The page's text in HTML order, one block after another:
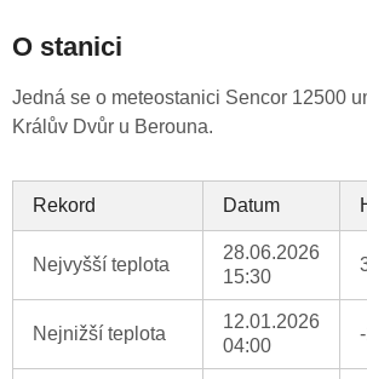
O stanici
Jedná se o meteostanici Sencor 12500
Králův Dvůr u Berouna.
Rekord Datum
Nejvyšší teplota
28.06.2026
15:30
Nejnižší teplota
12.01.2026
04:00